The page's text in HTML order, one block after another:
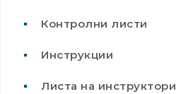
Контролни листи
Инструкции
Листа на инструктори